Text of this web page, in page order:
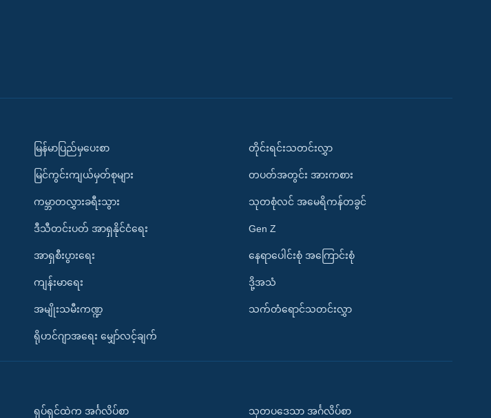
မြန်မာပြည်မှပေးစာ
မြင်ကွင်းကျယ်မှတ်စုများ
ကမ္ဘာတလွှားခရီးသွား
ဒီသီတင်းပတ် အာရှနိုင်ငံရေး
အာရှစီးပွားရေး
ကျန်းမာရေး
အမျိုးသမီးကဏ္ဍ
ရိုဟင်ဂျာအရေး မျှော်လင့်ချက်
တိုင်းရင်းသတင်းလွှာ
တပတ်အတွင်း အားကစား
သုတစုံလင် အမေရိကန်တခွင်
Gen Z
နေရာပေါင်းစုံ အကြောင်းစုံ
ဒို့အသံ
သက်တံရောင်သတင်းလွှာ
ရုပ်ရှင်ထဲက အင်္ဂလိပ်စာ သုတပဒေသာ အင်္ဂလိပ်စာ